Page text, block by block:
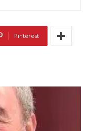
Pinterest